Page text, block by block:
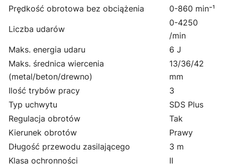
Prędkość obrotowa bez obciążenia
0-860 min⁻¹
Liczba udarów
0-4250
/min
Maks. energia udaru
6 J
Maks. średnica wiercenia
(metal/beton/drewno)
13/36/42
mm
Ilość trybów pracy
3
Typ uchwytu
SDS Plus
Regulacja obrotów
Tak
Kierunek obrotów
Prawy
Długość przewodu zasilającego
3 m
Klasa ochronności
II